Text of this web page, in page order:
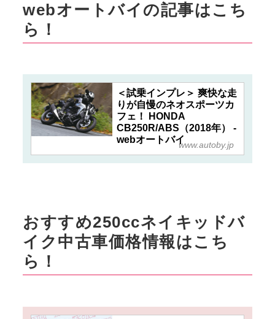
webオートバイの記事はこち
ら！
＜試乗インプレ＞ 爽快な走
りが自慢のネオスポーツカ
フェ！ HONDA
CB250R/ABS（2018年） -
webオートバイwww.autoby.jp
おすすめ250ccネイキッドバ
イク中古車価格情報はこち
ら！